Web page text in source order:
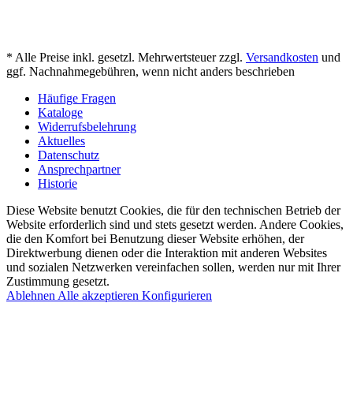
* Alle Preise inkl. gesetzl. Mehrwertsteuer zzgl. Versandkosten und
ggf. Nachnahmegebühren, wenn nicht anders beschrieben
Häufige Fragen
Kataloge
Widerrufsbelehrung
Aktuelles
Datenschutz
Ansprechpartner
Historie
Diese Website benutzt Cookies, die für den technischen Betrieb der
Website erforderlich sind und stets gesetzt werden. Andere Cookies,
die den Komfort bei Benutzung dieser Website erhöhen, der
Direktwerbung dienen oder die Interaktion mit anderen Websites
und sozialen Netzwerken vereinfachen sollen, werden nur mit Ihrer
Zustimmung gesetzt.
Ablehnen Alle akzeptieren Konfigurieren